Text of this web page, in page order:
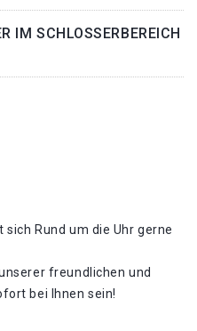
IM SCHLOSSERBEREICH
Rund um die Uhr gerne
freundlichen und
bei Ihnen sein!